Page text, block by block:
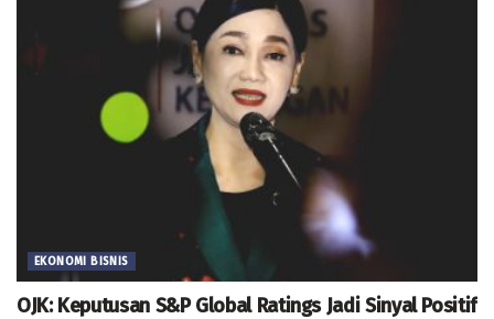
EKONOMI BISNIS
OJK: Keputusan S&P Global Ratings Jadi Sinyal Positif